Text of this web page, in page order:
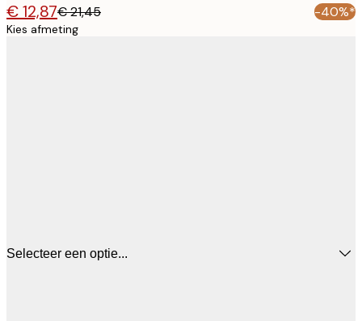
€ 12,87€ 21,45 -40%*
Kies afmeting
Selecteer een optie...